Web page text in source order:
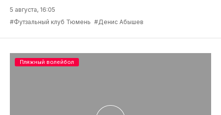
5 августа, 16:05
#Футзальный клуб Тюмень #Денис Абышев
Пляжный волейбол